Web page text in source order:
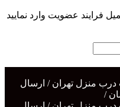
فرایند عضویت وارد نمایید
درب منزل تهران / ارسال